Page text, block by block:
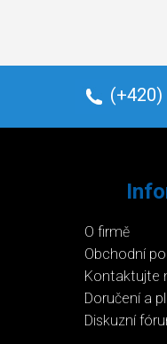
(+420)
O firmě
Obchodní
Kontaktujte
Doručení a
Diskuzní